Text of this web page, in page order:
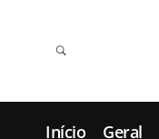
Início Geral